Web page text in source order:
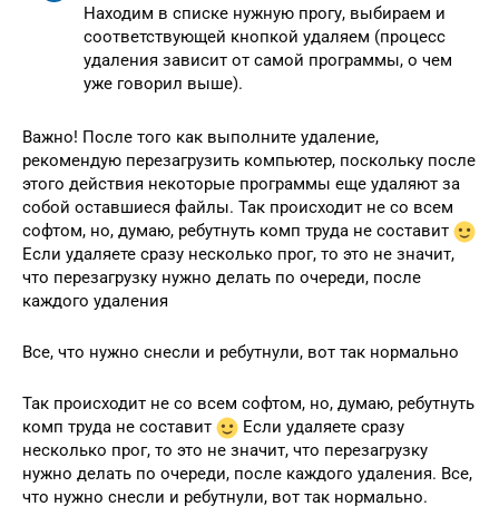
Находим в списке нужную прогу, выбираем и
соответствующей кнопкой удаляем (процесс
удаления зависит от самой программы, о чем
уже говорил выше).
Важно! После того как выполните удаление,
рекомендую перезагрузить компьютер, поскольку после
этого действия некоторые программы еще удаляют за
собой оставшиеся файлы. Так происходит не со всем
софтом, но, думаю, ребутнуть комп труда не составит
Если удаляете сразу несколько прог, то это не значит,
что перезагрузку нужно делать по очереди, после
каждого удаления
Все, что нужно снесли и ребутнули, вот так нормально
Так происходит не со всем софтом, но, думаю, ребутнуть
комп труда не составит
Если удаляете сразу
несколько прог, то это не значит, что перезагрузку
нужно делать по очереди, после каждого удаления. Все,
что нужно снесли и ребутнули, вот так нормально.